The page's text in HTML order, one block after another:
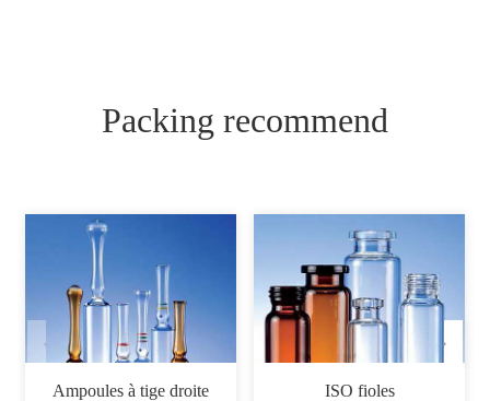
Packing recommend
Ampoules à tige droite ISO fioles